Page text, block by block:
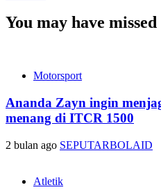
You may have missed
Motorsport
Ananda Zayn ingin
menang di ITCR 1500
2 bulan ago SEPUTARBOLAID
Atletik